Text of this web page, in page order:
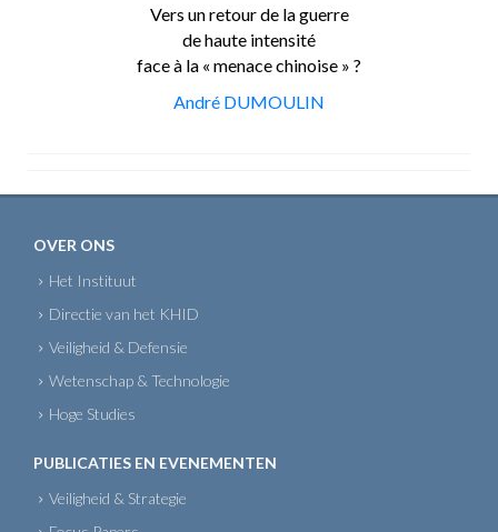
Vers un retour de la guerre
de haute intensité
face à la « menace chinoise » ?
André DUMOULIN
OVER ONS
Het Instituut
Directie van het KHID
Veiligheid & Defensie
Wetenschap & Technologie
Hoge Studies
PUBLICATIES EN EVENEMENTEN
Veiligheid & Strategie